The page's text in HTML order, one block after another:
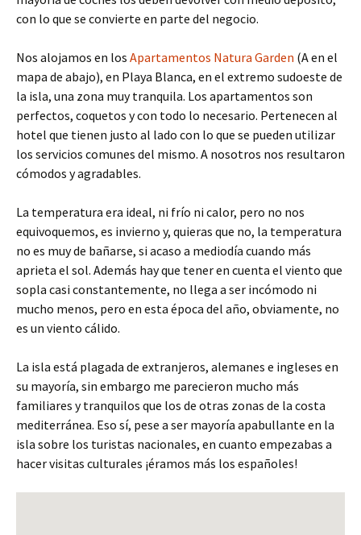
con lo que se convierte en parte del negocio.
Nos alojamos en los Apartamentos Natura Garden (A en el
mapa de abajo), en Playa Blanca, en el extremo sudoeste de
la isla, una zona muy tranquila. Los apartamentos son
perfectos, coquetos y con todo lo necesario. Pertenecen al
hotel que tienen justo al lado con lo que se pueden utilizar
los servicios comunes del mismo. A nosotros nos resultaron
cómodos y agradables.
La temperatura era ideal, ni frío ni calor, pero no nos
equivoquemos, es invierno y, quieras que no, la temperatura
no es muy de bañarse, si acaso a mediodía cuando más
aprieta el sol. Además hay que tener en cuenta el viento que
sopla casi constantemente, no llega a ser incómodo ni
mucho menos, pero en esta época del año, obviamente, no
es un viento cálido.
La isla está plagada de extranjeros, alemanes e ingleses en
su mayoría, sin embargo me parecieron mucho más
familiares y tranquilos que los de otras zonas de la costa
mediterránea. Eso sí, pese a ser mayoría apabullante en la
isla sobre los turistas nacionales, en cuanto empezabas a
hacer visitas culturales ¡éramos más los españoles!